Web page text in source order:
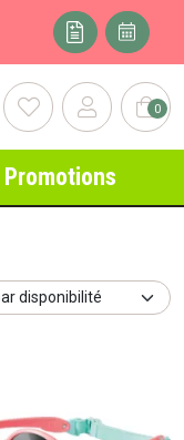
Votre export 0
Promotions